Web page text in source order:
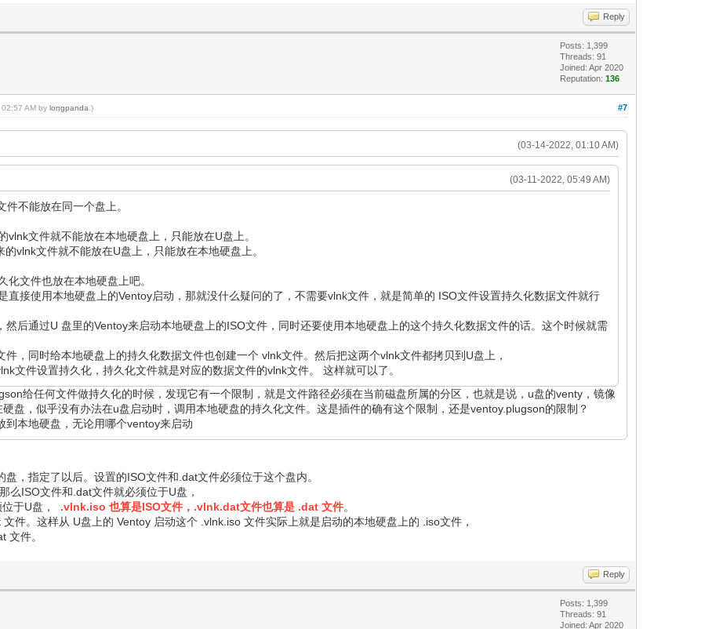
Reply
Posts: 1,399
Threads: 91
Joined: Apr 2020
Reputation:136
#7
02:57 AM bylongpanda .)
(03-14-2022, 01:10 AM)
(03-11-2022, 05:49 AM)
不能放在同一个盘上。
文件就不能放在本地硬盘上，只能放在U盘上。
vlnk文件就不能放在U盘上，只能放在本地硬盘上。
文件也放在本地硬盘上吧。
直接使用本地硬盘上的Ventoy启动，那就没什么疑问的了，不需要vlnk文件，就是简单的 ISO文件设置持久化数据文件就行
后通过U 盘里的Ventoy来启动本地硬盘上的ISO文件，同时还要使用本地硬盘上的这个持久化数据文件的话。这个时候就需
，同时给本地硬盘上的持久化数据文件也创建一个 vlnk文件。然后把这两个vlnk文件都拷贝到U盘上，
文件设置持久化，持久化文件就是对应的数据文件的vlnk文件。 这样就可以了。
给任何文件做持久化的时候，发现它有一个限制，就是文件路径必须在当前磁盘所属的分区，也就是说，u盘的venty，镜像
盘，似乎没有办法在u盘启动时，调用本地硬盘的持久化文件。这是插件的确有这个限制，还是ventoy.plugson的限制？
到本地硬盘，无论用哪个ventoy来启动
，指定了以后。设置的ISO文件和.dat文件必须位于这个盘内。
么ISO文件和.dat文件就必须位于U盘，
于U盘， .vlnk.iso 也算是ISO文件，.vlnk.dat文件也算是 .dat 文件。
件。这样从 U盘上的 Ventoy 启动这个 .vlnk.iso 文件实际上就是启动的本地硬盘上的 .iso文件，
文件。
Reply
Posts: 1,399
Threads: 91
Joined: Apr 2020